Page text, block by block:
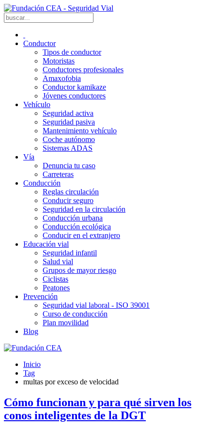
Conductor
Tipos de conductor
Motoristas
Conductores profesionales
Amaxofobia
Conductor kamikaze
Jóvenes conductores
Vehículo
Seguridad activa
Seguridad pasiva
Mantenimiento vehículo
Coche autónomo
Sistemas ADAS
Vía
Denuncia tu caso
Carreteras
Conducción
Reglas circulación
Conducir seguro
Seguridad en la circulación
Conducción urbana
Conducción ecológica
Conducir en el extranjero
Educación vial
Seguridad infantil
Salud vial
Grupos de mayor riesgo
Ciclistas
Peatones
Prevención
Seguridad vial laboral - ISO 39001
Curso de conducción
Plan movilidad
Blog
Inicio
Tag
multas por exceso de velocidad
Cómo funcionan y para qué sirven los
conos inteligentes de la DGT